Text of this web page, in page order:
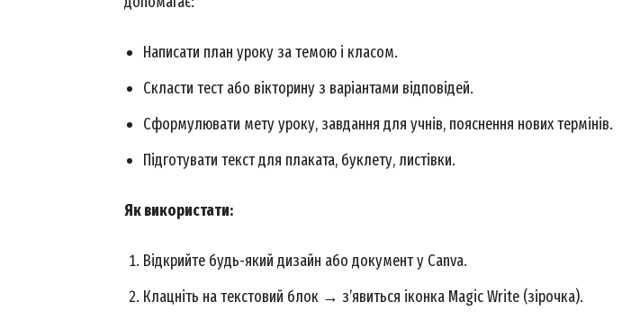
Magazine PRO
Написати план уроку за темою і класом.
Скласти тест або вікторину з варіантами відповідей.
Сформулювати мету уроку, завдання для учнів, пояснення нових термінів.
Підготувати текст для плаката, буклету, листівки.
Як використати:
Відкрийте будь-який дизайн або документ у Canva.
Клацніть на текстовий блок → з’явиться іконка Magic Write (зірочка).